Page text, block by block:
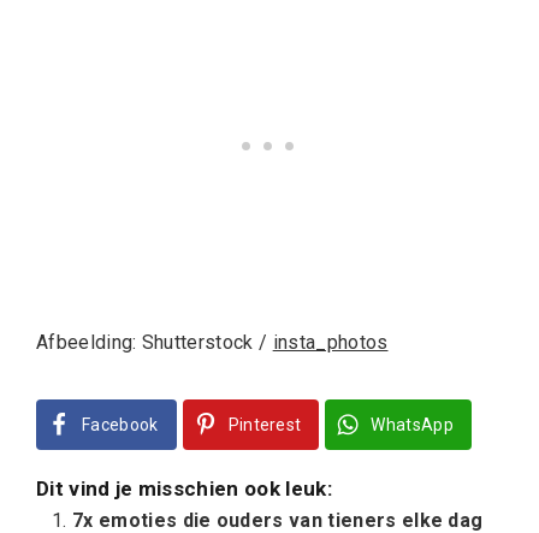
Afbeelding: Shutterstock / insta_photos
Facebook Pinterest WhatsApp
Dit vind je misschien ook leuk:
7x emoties die ouders van tieners elke dag